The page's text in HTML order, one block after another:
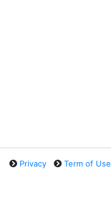
Privacy Term of Use